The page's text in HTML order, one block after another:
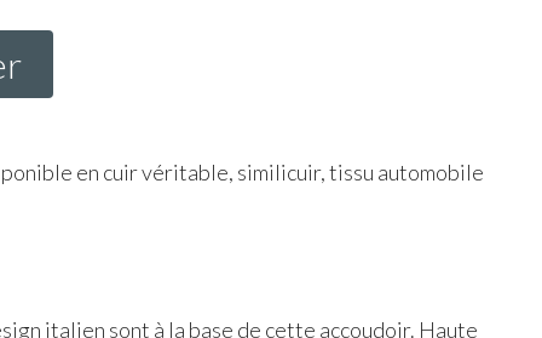
en cuir véritable, similicuir, tissu automobile
italien sont à la base de cette accoudoir. Haute